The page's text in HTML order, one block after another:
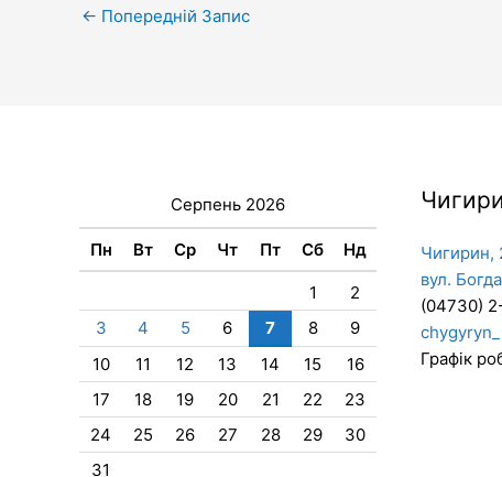
← Попередній Запис
Серпень 2026
Пн Вт Ср Чт Пт Сб Нд
1
2
3
4 5 6 7 8
9
10
11 12 13 14 15
16
17
18 19 20 21 22
23
24
25 26 27 28 29
30
31
Чигирин,
вул.
(04730)
Графік